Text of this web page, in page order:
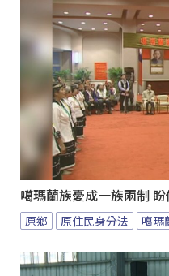
噶瑪蘭族憂成一族兩制
原鄉 原住民身分法 噶瑪